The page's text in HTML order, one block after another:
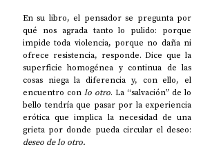
En su libro, el pensador se pregunta por
qué nos agrada tanto lo pulido: porque
impide toda violencia, porque no daña ni
ofrece resistencia, responde. Dice que la
superficie homogénea y continua de las
cosas niega la diferencia y, con ello, el
encuentro con lo otro. La “salvación” de lo
bello tendría que pasar por la experiencia
erótica que implica la necesidad de una
grieta por donde pueda circular el deseo:
deseo de lo otro.